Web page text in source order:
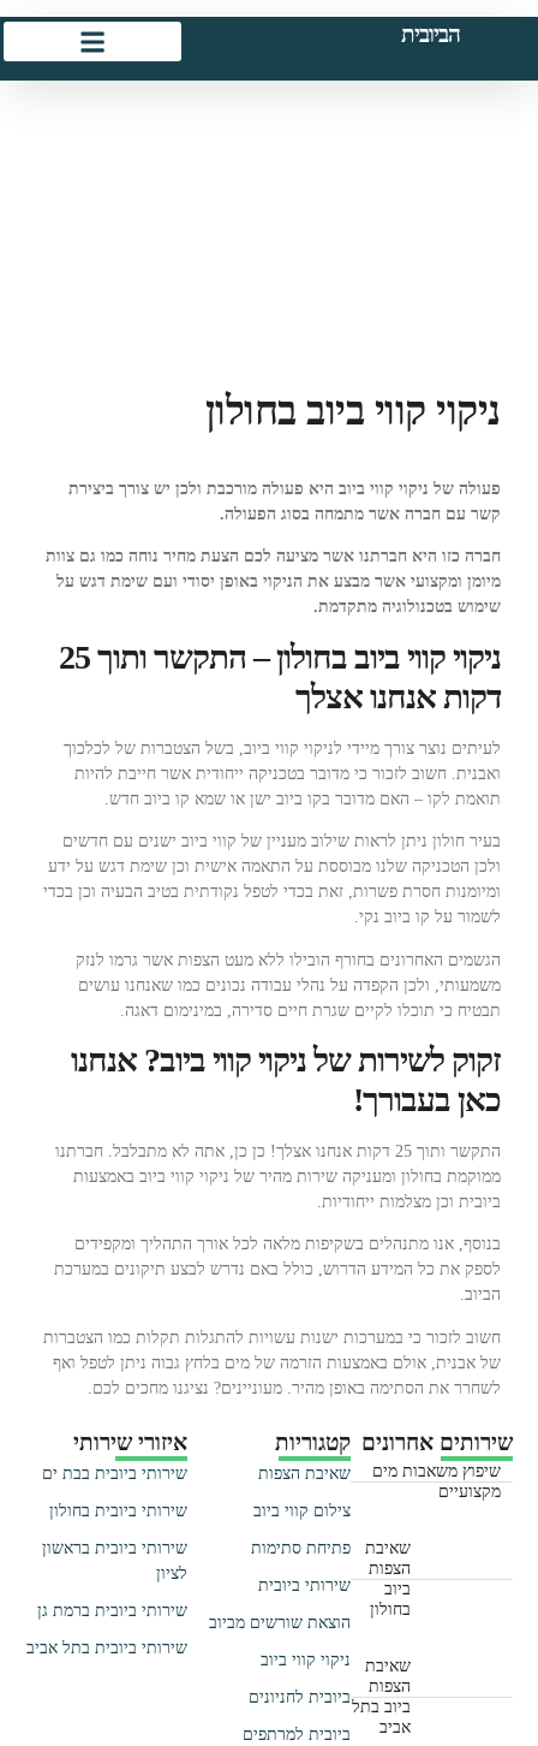
הביובית
ניקוי קווי ביוב בחולון
פעולה של ניקוי קווי ביוב היא פעולה מורכבת ולכן יש צורך ביצירת
קשר עם חברה אשר מתמחה בסוג הפעולה.
חברה כזו היא חברתנו אשר מציעה לכם הצעת מחיר נוחה כמו גם צוות
מיומן ומקצועי אשר מבצע את הניקוי באופן יסודי ועם שימת דגש על
שימוש בטכנולוגיה מתקדמת.
ניקוי קווי ביוב בחולון – התקשר ותוך 25
דקות אנחנו אצלך
לעיתים נוצר צורך מיידי לניקוי קווי ביוב, בשל הצטברות של לכלכוך
ואבנית. חשוב לזכור כי מדובר בטכניקה ייחודית אשר חייבת להיות
תואמת לקו – האם מדובר בקו ביוב ישן או שמא קו ביוב חדש.
בעיר חולון ניתן לראות שילוב מעניין של קווי ביוב ישנים עם חדשים
ולכן הטכניקה שלנו מבוססת על התאמה אישית וכן שימת דגש על ידע
ומיומנות חסרת פשרות, זאת בכדי לטפל נקודתית בטיב הבעיה וכן בכדי
לשמור על קו ביוב נקי.
הגשמים האחרונים בחורף הובילו ללא מעט הצפות אשר גרמו לנזק
משמעותי, ולכן הקפדה על נהלי עבודה נכונים כמו שאנחנו עושים
תבטיח כי תוכלו לקיים שגרת חיים סדירה, במינימום דאגה.
זקוק לשירות של ניקוי קווי ביוב? אנחנו
כאן בעבורך!
התקשר ותוך 25 דקות אנחנו אצלך! כן כן, אתה לא מתבלבל. חברתנו
ממוקמת בחולון ומעניקה שירות מהיר של ניקוי קווי ביוב באמצעות
ביובית וכן מצלמות ייחודיות.
בנוסף, אנו מתנהלים בשקיפות מלאה לכל אורך התהליך ומקפידים
לספק את כל המידע הדרוש, כולל באם נדרש לבצע תיקונים במערכת
הביוב.
חשוב לזכור כי במערכות ישנות עשויות להתגלות תקלות כמו הצטברות
של אבנית, אולם באמצעות הזרמה של מים בלחץ גבוה ניתן לטפל ואף
לשחרר את הסתימה באופן מהיר. מעוניינים? נציגנו מחכים לכם.
שירותים אחרונים
שיפוץ משאבות מים
מקצועיים
שאיבת
הצפות
ביוב
בחולון
שאיבת
הצפות
ביוב בתל
אביב
קטגוריות
שאיבת הצפות
צילום קווי ביוב
פתיחת סתימות
שירותי ביובית
הוצאת שורשים מביוב
ניקוי קווי ביוב
ביובית לחניונים
ביובית למרתפים
איזורי שירותי
שירותי ביובית בבת ים
שירותי ביובית בחולון
שירותי ביובית בראשון
לציון
שירותי ביובית ברמת גן
שירותי ביובית בתל אביב